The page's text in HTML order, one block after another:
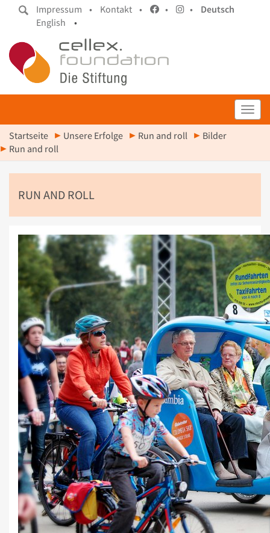
Impressum • Kontakt • • •
Deutsch
English
•
Startseite Unsere Erfolge Run and roll
Bilder
Run and roll
RUN AND ROLL